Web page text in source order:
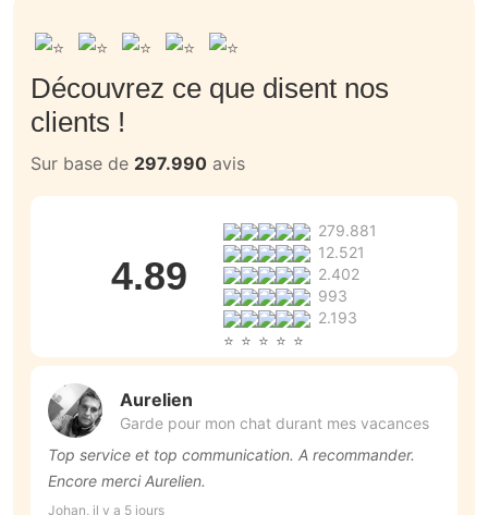
Découvrez ce que disent nos
clients !
Sur base de 297.990 avis
4.89
279.881
12.521
2.402
993
2.193
Aurelien
Garde pour mon chat durant mes vacances
Top service et top communication. A recommander.
Encore merci Aurelien.
Johan, il y a 5 jours